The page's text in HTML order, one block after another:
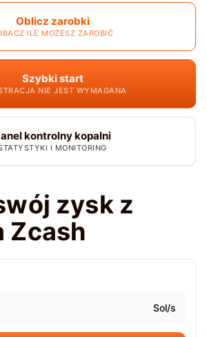
Oblicz zarobki
ILE MOŻESZ ZAROBIĆ
Szybki start
NIE JEST WYMAGANA
kontrolny kopalni
I MONITORING
zysk z
Zcash
Sol/s